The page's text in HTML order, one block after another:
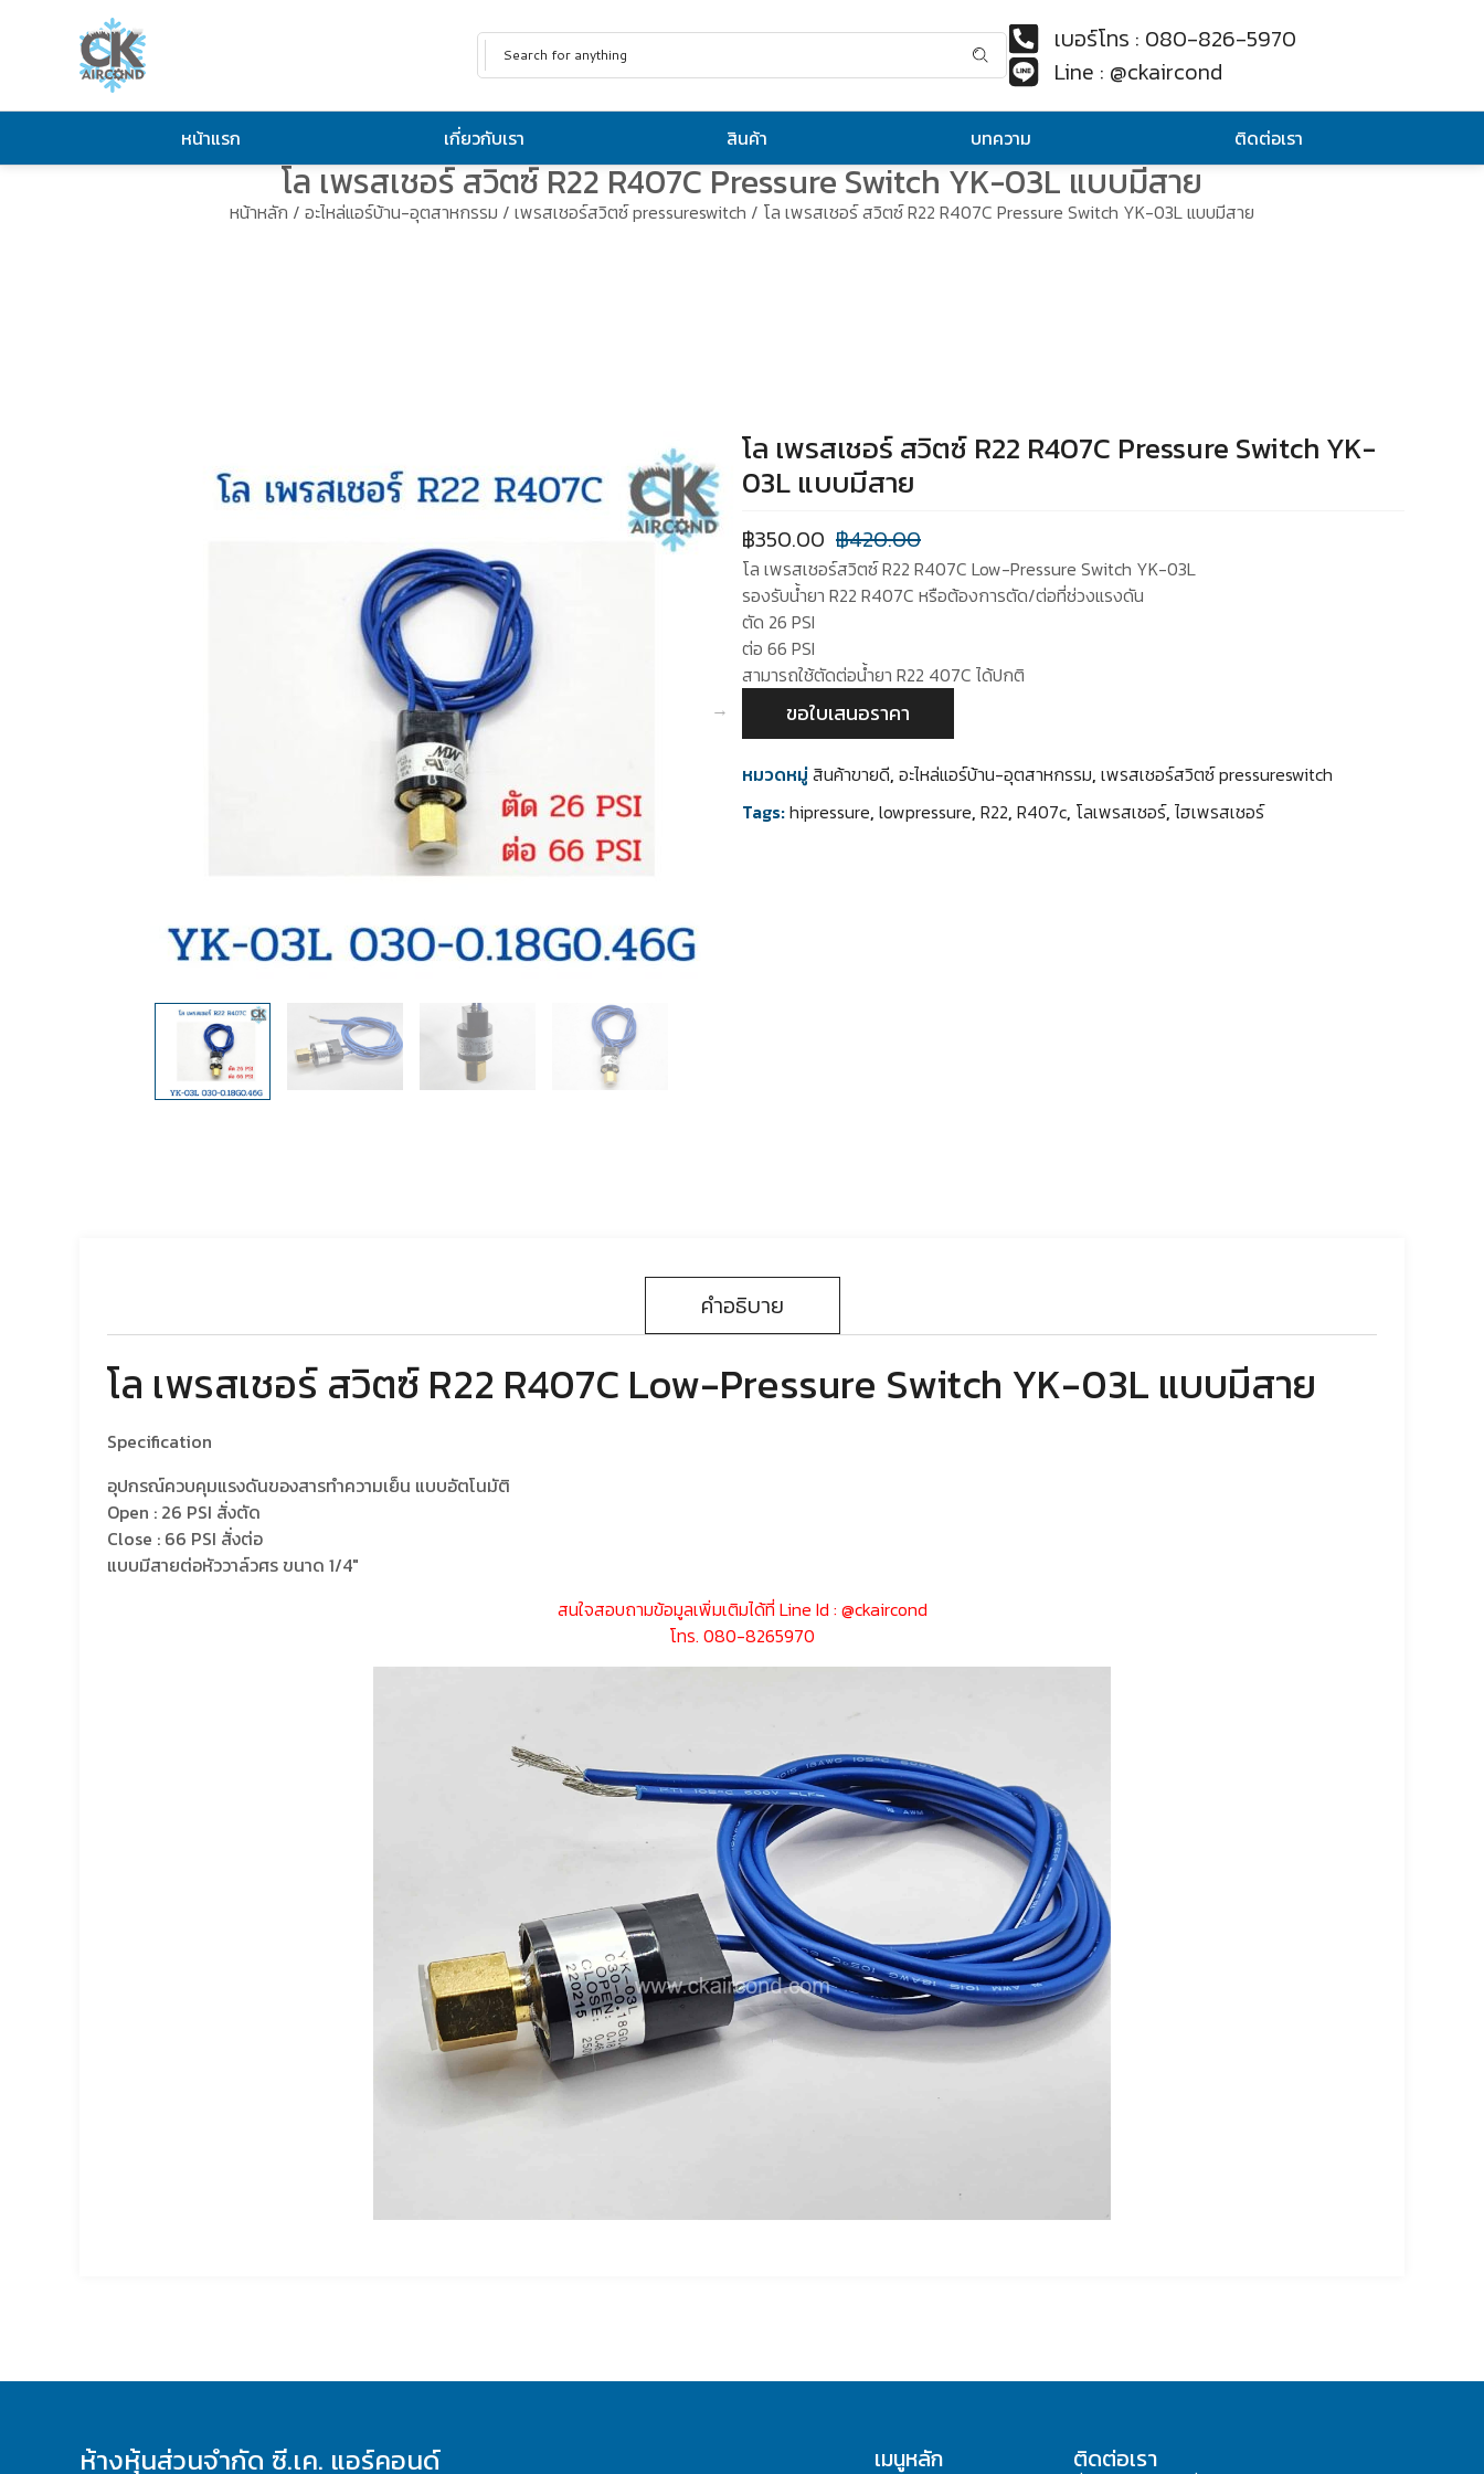
เบอร์โทร : 080-826-5970
Line : @ckaircond
หน้าแรก เกี่ยวกับเรา สินค้า บทความ ติดต่อเรา
โล เพรสเชอร์ สวิตซ์ R22 R407C Pressure Switch YK-03L แบบมีสาย
หน้าหลัก / อะไหล่แอร์บ้าน-อุตสาหกรรม / เพรสเชอร์สวิตซ์ pressureswitch / โล เพรสเชอร์ สวิตซ์ R22 R407C Pressure Switch YK-03L แบบมีสาย
โล เพรสเชอร์ สวิตซ์ R22 R407C Pressure Switch YK-
03L แบบมีสาย
฿420.00
฿350.00
โล เพรสเชอร์สวิตซ์ R22 R407C Low-Pressure Switch YK-03L
รองรับน้ำยา R22 R407C หรือต้องการตัด/ต่อที่ช่วงแรงดัน
ตัด 26 PSI
ต่อ 66 PSI
สามารถใช้ตัดต่อน้ำยา R22 407C ได้ปกติ
ขอใบเสนอราคา
หมวดหมู่สินค้าขายดี, อะไหล่แอร์บ้าน-อุตสาหกรรม, เพรสเชอร์สวิตซ์ pressureswitch
Tags:hipressure, lowpressure, R22, R407c, โลเพรสเชอร์, ไฮเพรสเชอร์
คำอธิบาย
โล เพรสเชอร์ สวิตซ์ R22 R407C Low-Pressure Switch YK-03L แบบมีสาย
Specification
อุปกรณ์ควบคุมแรงดันของสารทำความเย็น แบบอัตโนมัติ
Open : 26 PSI สั่งตัด
Close : 66 PSI สั่งต่อ
แบบมีสายต่อหัววาล์วศร ขนาด 1/4″
สนใจสอบถามข้อมูลเพิ่มเติมได้ที่ Line Id : @ckaircond
โทร. 080-8265970
ห้างหุ้นส่วนจำกัด ซี.เค. แอร์คอนด์ เมนูหลัก ติดต่อเรา